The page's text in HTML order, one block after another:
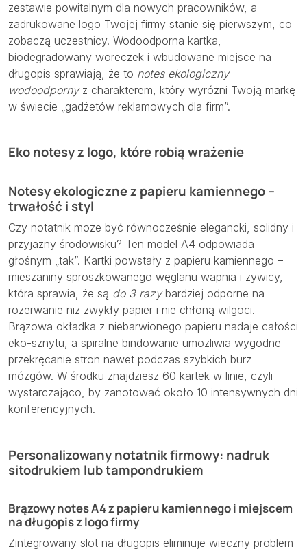
zestawie powitalnym dla nowych pracowników, a
zadrukowane logo Twojej firmy stanie się pierwszym, co
zobaczą uczestnicy. Wodoodporna kartka,
biodegradowany woreczek i wbudowane miejsce na
długopis sprawiają, że to notes ekologiczny
wodoodpornyz charakterem, który wyróżni Twoją markę
w świecie „gadżetów reklamowych dla firm”.
Eko notesy z logo, które robią wrażenie
Notesy ekologiczne z papieru kamiennego –
trwałość i styl
Czy notatnik może być równocześnie elegancki, solidny i
przyjazny środowisku? Ten model A4 odpowiada
głośnym „tak”. Kartki powstały z papieru kamiennego –
mieszaniny sproszkowanego węglanu wapnia i żywicy,
która sprawia, że są do 3 razybardziej odporne na
rozerwanie niż zwykły papier i nie chłoną wilgoci.
Brązowa okładka z niebarwionego papieru nadaje całości
eko-sznytu, a spiralne bindowanie umożliwia wygodne
przekręcanie stron nawet podczas szybkich burz
mózgów. W środku znajdziesz 60 kartek w linie, czyli
wystarczająco, by zanotować około 10 intensywnych dni
konferencyjnych.
Personalizowany notatnik firmowy: nadruk
sitodrukiem lub tampondrukiem
Brązowy notes A4 z papieru kamiennego i miejscem
na długopis z logo firmy
Zintegrowany slot na długopis eliminuje wieczny problem